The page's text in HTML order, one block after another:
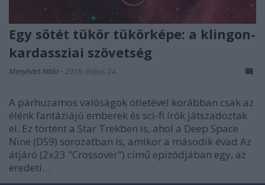
related to security, including authentication
functionality and fraud prevention, and other
user protection.
Egy sötét tükör tükörképe: a klingon-
kardassziai szövetség
Menyhárt Attila • 2018. május 24.
A párhuzamos valóságok ötletével korábban csak az
élénk fantáziájú emberek és sci-fi írók játszadoztak
el. Ez történt a Star Trekben is, ahol a Deep Space
Nine (DS9) sorozatban is, amikor a második évad Az
átjáró (2x23 "Crossover") című epizódjában egy, az
eredeti…